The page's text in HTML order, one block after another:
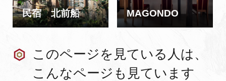
民宿 北前船 MAGONDO
このページを見ている人は、
こんなページも見ています